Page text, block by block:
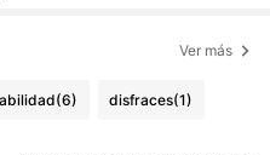
Ver más
(6) disfraces(1)